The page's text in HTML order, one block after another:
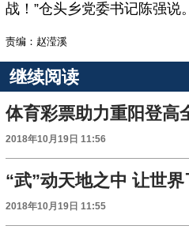
战！”仓头乡党委书记陈强说
责编：赵滢溪
继续阅读
体育彩票助力重阳登高
2018年10月19日 11:56
2018年10月19日 11:55